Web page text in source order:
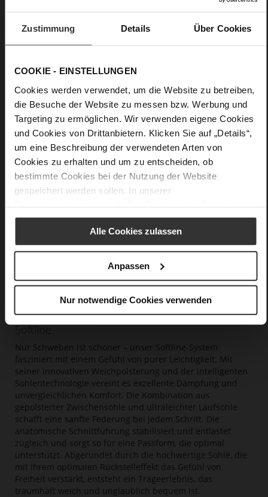
Zustimmung Details Über Cookies
COOKIE - EINSTELLUNGEN
Cookies werden verwendet, um die Website zu betreiben,
die Besuche der Website zu messen bzw. Werbung und
Targeting zu ermöglichen. Wir verwenden eigene Cookies
und Cookies von Drittanbietern. Klicken Sie auf „Details“,
um eine Beschreibung der verwendeten Arten von
Cookies zu erhalten und um zu entscheiden, ob
bestimmte Cookies bei der Nutzung der Website
gespeichert werden sollen. In unserer
Alle Cookies zulassen
Anpassen
Nur notwendige Cookies verwenden
weiches, anschmiegsames Lammleder mit
Seidenglanz und perlisiertem Finish
Softline
Nur Schweben ist schöner – unser Softline-System
fasziniert mit einem Gefühl von purer Leichtigkeit. Mit
seiner innovativen Weichpolsterung und der intelligenten
Sohlentechnologie vereint es exzellente Dämpfung und
unvergleichlichen Komfort. Die Kombination aus
gepolsterter Zwischensohle und ultraleichter Laufsohle
schafft eine sanfte Federung bei jedem Schritt. Die
anatomische Schnittführung stabilisiert und entlastet
zugleich und sorgt so für eine Passform, die optimal
unterstützt. Abgerundet durch die hochwertige Sohle, die
mit ihrem optimalen Rückstelleffekt das Gefühl von
Freiheit verstärkt, entsteht ein Trageerlebnis, das
traumhaft weich und unglaublich bequem ist.